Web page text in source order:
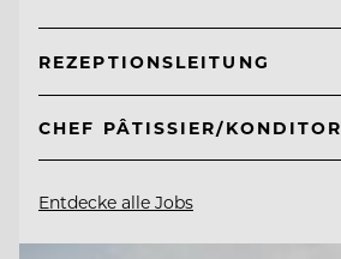
REZEPTIONSLEITUNG
CHEF PÂTISSIER/KONDITOR
Entdecke alle Jobs